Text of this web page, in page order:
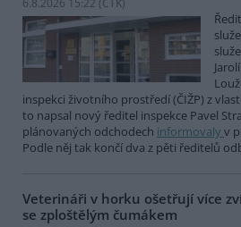
6.8.2026 15:22 (ČTK)
inspekci životního prostředí (ČIŽP) z
to napsal nový ředitel inspekce Pavel
plánovaných odchodech informovaly v
Podle něj tak končí dva z pěti ředitelů
Veterináři v horku ošetřují více
se zploštělým čumákem